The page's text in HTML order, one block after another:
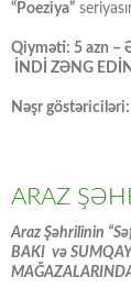
“Poeziya”
Qiyməti: 5 azn –
İNDİ ZƏNG
Nəşr
ARAZ
Araz Şəhrilinin
BAKI və